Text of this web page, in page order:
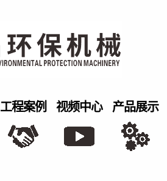
工程案例 视频中心 产品展示